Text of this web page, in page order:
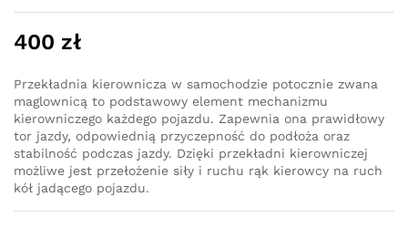
400 zł
Przekładnia kierownicza w samochodzie potocznie zwana
maglownicą to podstawowy element mechanizmu
kierowniczego każdego pojazdu. Zapewnia ona prawidłowy
tor jazdy, odpowiednią przyczepność do podłoża oraz
stabilność podczas jazdy. Dzięki przekładni kierowniczej
możliwe jest przełożenie siły i ruchu rąk kierowcy na ruch
kół jadącego pojazdu.